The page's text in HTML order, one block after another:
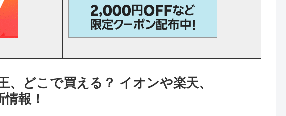
、どこで買える？ イオンや楽天、
報！